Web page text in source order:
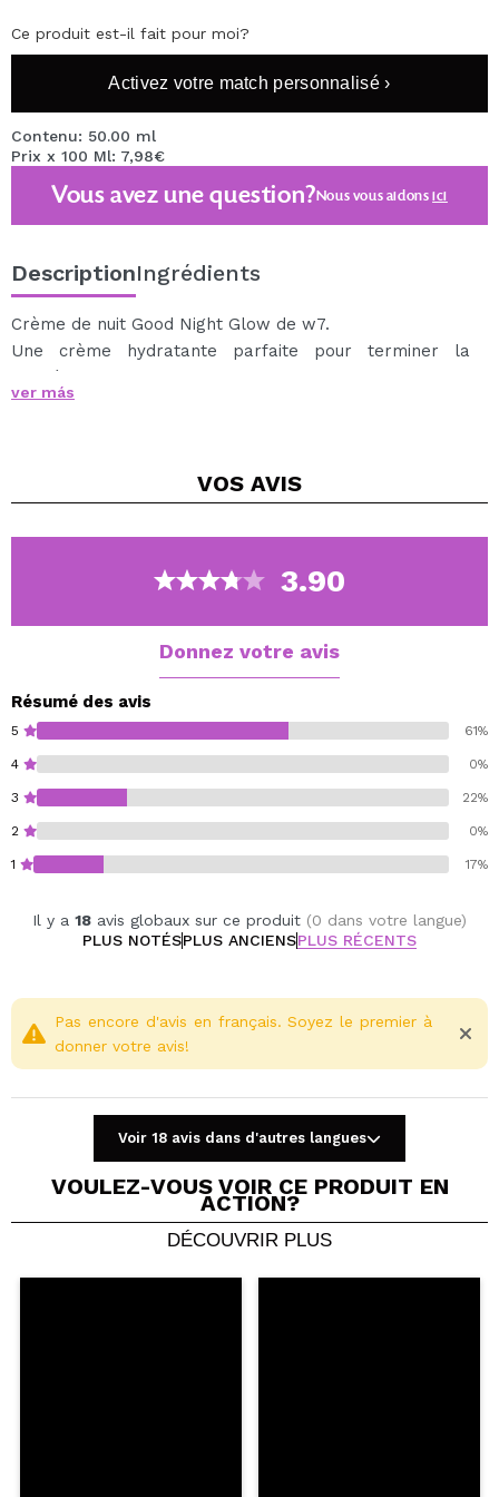
Ce produit est-il fait pour moi?
Activez votre match personnalisé ›
Contenu: 50.00 ml
Prix x 100 Ml: 7,98€
Vous avez une question?Nous vous aidonsici
DescriptionIngrédients
Crème de nuit Good Night Glow de w7.
Une crème hydratante parfaite pour terminer la
journée.
Formulé avec:
l'équilibre et l'éclat de jeunesse de la peau en
aidant à former du collagène pour améliorer
ver más
VOS AVIS
3.90
Donnez votre avis
Résumé des avis
5 61%
4 0%
3 22%
2 0%
1 17%
Il y a 18 avis globaux sur ce produit (0 dans votre langue)
PLUS NOTÉSPLUS ANCIENSPLUS RÉCENTS
Partager une vidéo ou une photo
Votre vidéo pourrait être la première. Imaginez...
Pas encore d'avis en français. Soyez le premier à
donner votre avis!
Voir 18 avis dans d'autres langues
VOULEZ-VOUS VOIR CE PRODUIT EN
ACTION?
DÉCOUVRIR PLUS